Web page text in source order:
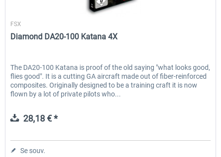
Aerosoft
FSX
Diamond DA20-100 Katana 4X
The DA20-100 Katana is proof of the old saying "what looks good,
flies good". It is a cutting GA aircraft made out of fiber-reinforced
composites. Originally designed to be a training craft it is now
flown by a lot of private pilots who...
28,18 € *
Se souv.